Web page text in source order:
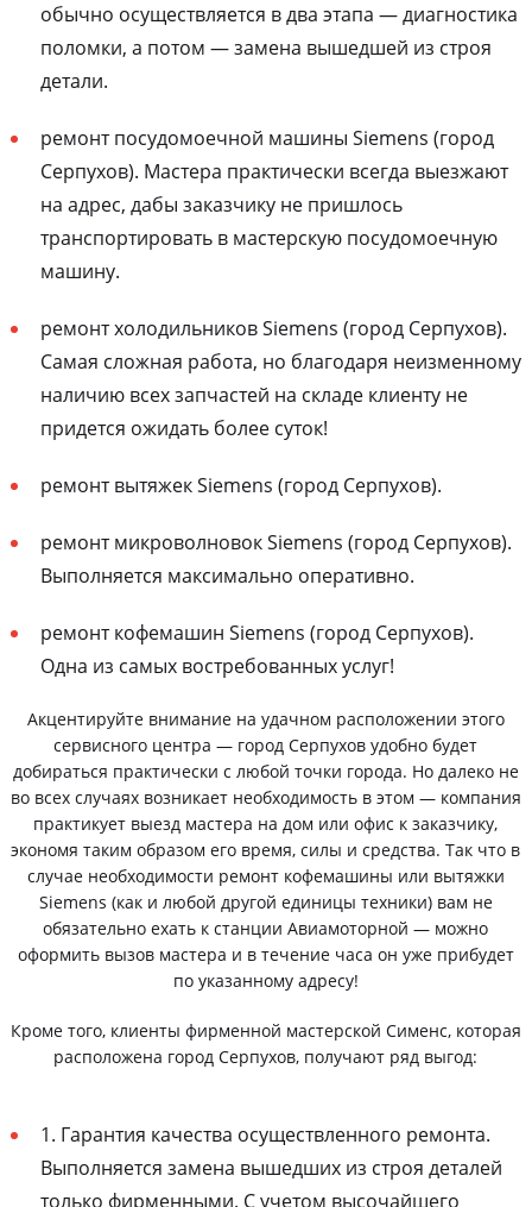
обычно осуществляется в два этапа — диагностика
поломки, а потом — замена вышедшей из строя
детали.
ремонт посудомоечной машины Siemens (город
Серпухов). Мастера практически всегда выезжают
на адрес, дабы заказчику не пришлось
транспортировать в мастерскую посудомоечную
машину.
ремонт холодильников Siemens (город Серпухов).
Самая сложная работа, но благодаря неизменному
наличию всех запчастей на складе клиенту не
придется ожидать более суток!
ремонт вытяжек Siemens (город Серпухов).
ремонт микроволновок Siemens (город Серпухов).
Выполняется максимально оперативно.
ремонт кофемашин Siemens (город Серпухов).
Одна из самых востребованных услуг!
Акцентируйте внимание на удачном расположении этого
сервисного центра — город Серпухов удобно будет
добираться практически с любой точки города. Но далеко не
во всех случаях возникает необходимость в этом — компания
практикует выезд мастера на дом или офис к заказчику,
экономя таким образом его время, силы и средства. Так что в
случае необходимости ремонт кофемашины или вытяжки
Siemens (как и любой другой единицы техники) вам не
обязательно ехать к станции Авиамоторной — можно
оформить вызов мастера и в течение часа он уже прибудет
по указанному адресу!
Кроме того, клиенты фирменной мастерской Сименс, которая
расположена город Серпухов, получают ряд выгод:
1. Гарантия качества осуществленного ремонта.
Выполняется замена вышедших из строя деталей
только фирменными. С учетом высочайшего